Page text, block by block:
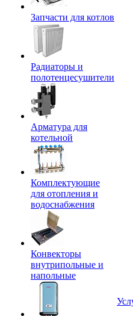
Запчасти для котлов
Радиаторы и
полотенцесушители
Арматура для
котельной
Комплектующие
для отопления и
водоснабжения
Конвекторы
внутрипольные и
напольные